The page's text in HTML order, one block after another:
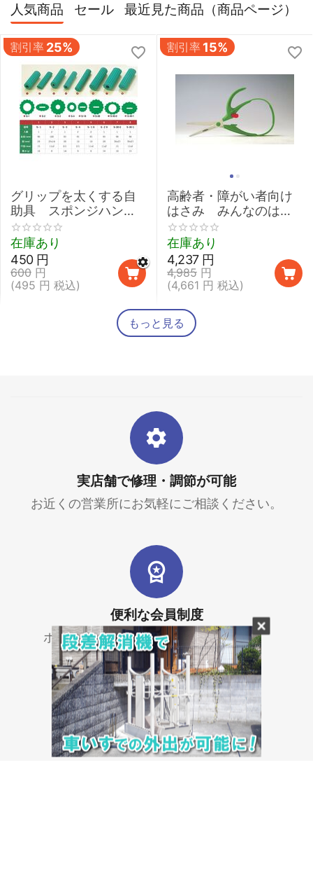
人気商品 セール 最近見た商品（商品ページ）
割引率 25%
グリップを太くする自
助具 スポンジハンド
ル 【介護 握力 弱い
鉛筆 取り外し 太柄スプ
ーン】
在庫あり
600 円
450 円
(495 円 税込)
割引率 15%
高齢者・障がい者向け
はさみ みんなのはさ
みmimi
在庫あり
4,985 円
4,237 円
(4,661 円 税込)
もっと見る
実店舗で修理・調節が可能
お近くの営業所にお気軽にご相談ください。
便利な会員制度
ポイントでお得にお買い物ができます。
福祉用具を迅速にお届け